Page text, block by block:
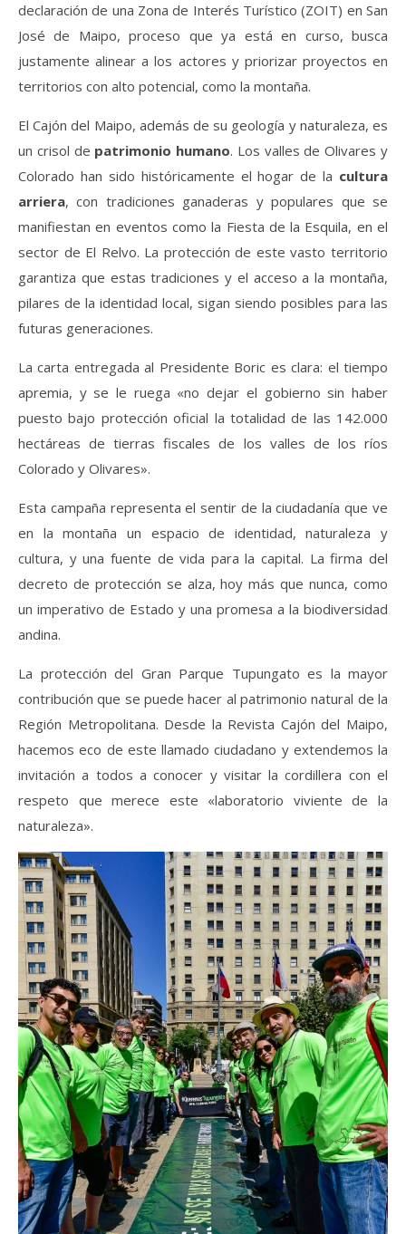
declaración de una Zona de Interés Turístico (ZOIT) en San
José de Maipo, proceso que ya está en curso, busca
justamente alinear a los actores y priorizar proyectos en
territorios con alto potencial, como la montaña.
El Cajón del Maipo, además de su geología y naturaleza, es
un crisol de patrimonio humano. Los valles de Olivares y
Colorado han sido históricamente el hogar de la cultura
arriera, con tradiciones ganaderas y populares que se
manifiestan en eventos como la Fiesta de la Esquila, en el
sector de El Relvo. La protección de este vasto territorio
garantiza que estas tradiciones y el acceso a la montaña,
pilares de la identidad local, sigan siendo posibles para las
futuras generaciones.
La carta entregada al Presidente Boric es clara: el tiempo
apremia, y se le ruega «no dejar el gobierno sin haber
puesto bajo protección oficial la totalidad de las 142.000
hectáreas de tierras fiscales de los valles de los ríos
Colorado y Olivares».
Esta campaña representa el sentir de la ciudadanía que ve
en la montaña un espacio de identidad, naturaleza y
cultura, y una fuente de vida para la capital. La firma del
decreto de protección se alza, hoy más que nunca, como
un imperativo de Estado y una promesa a la biodiversidad
andina.
La protección del Gran Parque Tupungato es la mayor
contribución que se puede hacer al patrimonio natural de la
Región Metropolitana. Desde la Revista Cajón del Maipo,
hacemos eco de este llamado ciudadano y extendemos la
invitación a todos a conocer y visitar la cordillera con el
respeto que merece este «laboratorio viviente de la
naturaleza».